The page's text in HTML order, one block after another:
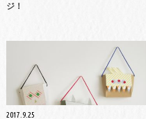
ジ！
2017.9.25